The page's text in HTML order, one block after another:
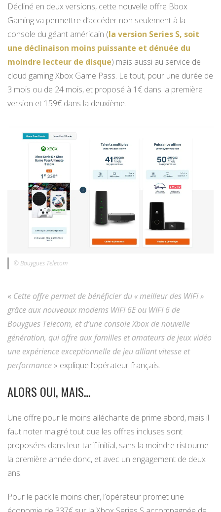
Décliné en deux versions, cette nouvelle offre Bbox
Gaming va permettre d’accéder non seulement à la
console du géant américain (la version Series S, soit
une déclinaison moins puissante et dénuée du
moindre lecteur de disque) mais aussi au service de
cloud gaming Xbox Game Pass. Le tout, pour une durée de
3 mois ou de 24 mois, et proposé à 1€ dans la première
version et 159€ dans la deuxième.
© Bouygues Telecom
« Cette offre permet de bénéficier du « meilleur des WiFi »
grâce aux nouveaux modems WiFi 6E ou WIFI 6 de
Bouygues Telecom, et d’une console Xbox de nouvelle
génération, qui offre aux familles et amateurs de jeux vidéo
une expérience exceptionnelle de jeu alliant vitesse et
performance » explique l’opérateur français.
ALORS OUI, MAIS…
Une offre pour le moins alléchante de prime abord, mais il
faut noter malgré tout que les offres incluses sont
proposées dans leur tarif initial, sans la moindre ristourne
la première année donc, et avec un engagement de deux
ans.
Pour le pack le moins cher, l’opérateur promet une